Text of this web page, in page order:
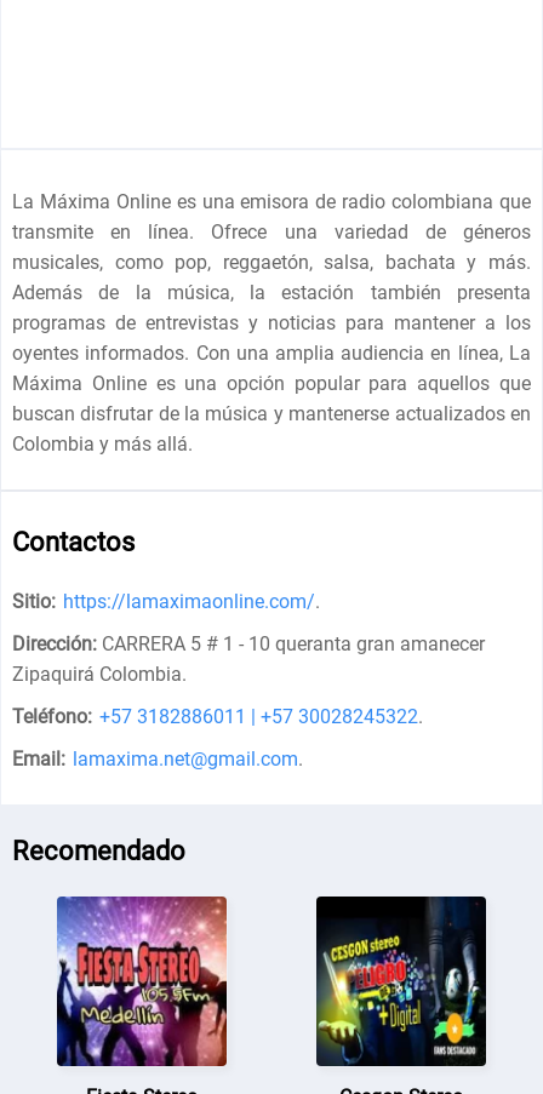
La Máxima Online es una emisora de radio colombiana que
transmite en línea. Ofrece una variedad de géneros
musicales, como pop, reggaetón, salsa, bachata y más.
Además de la música, la estación también presenta
programas de entrevistas y noticias para mantener a los
oyentes informados. Con una amplia audiencia en línea, La
Máxima Online es una opción popular para aquellos que
buscan disfrutar de la música y mantenerse actualizados en
Colombia y más allá.
Contactos
Sitio: https://lamaximaonline.com/.
Dirección: CARRERA 5 # 1 - 10 queranta gran amanecer
Zipaquirá Colombia.
Teléfono: +57 3182886011 | +57 30028245322.
Email: lamaxima.net@gmail.com.
Recomendado